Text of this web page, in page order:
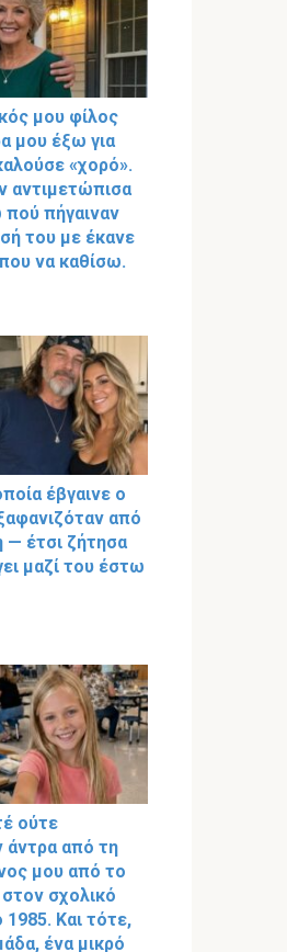
μου φίλος
μου έξω για
«χορό».
αντιμετώπισα
πού πήγαιναν
του με έκανε
να καθίσω.
έβγαινε ο
από
— έτσι ζήτησα
μαζί του έστω
ούτε
άντρα από τη
μου από το
σχολικό
Και τότε,
ένα μικρό